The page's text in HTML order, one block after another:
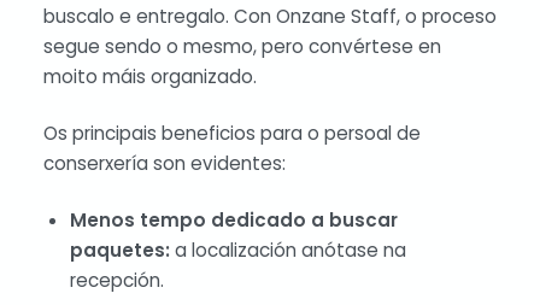
buscalo e entregalo. Con Onzane Staff, o proceso
segue sendo o mesmo, pero convértese en
moito máis organizado.
Os principais beneficios para o persoal de
conserxería son evidentes:
Menos tempo dedicado a buscar
paquetes:a localización anótase na
recepción.